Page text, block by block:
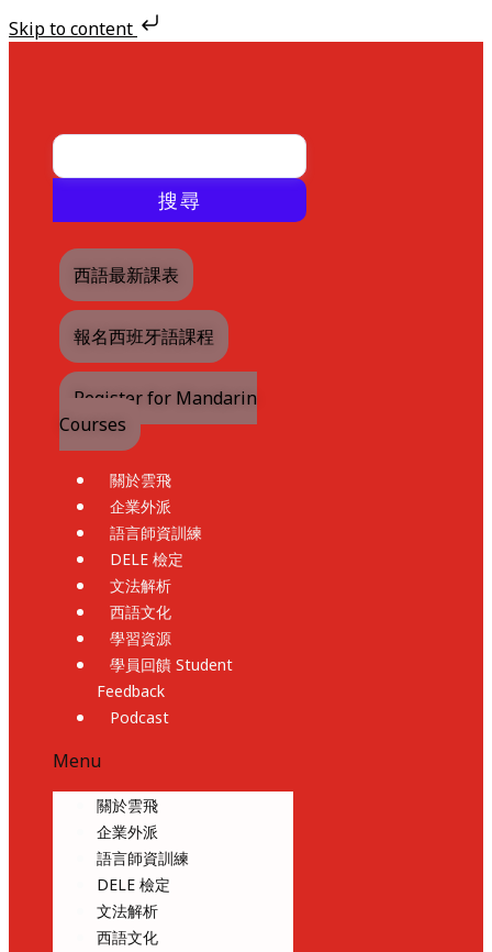
Skip to content
搜尋
西語最新課表
報名西班牙語課程
Register for Mandarin
Courses
關於雲飛
企業外派
語言師資訓練
DELE 檢定
文法解析
西語文化
學習資源
學員回饋 Student
Feedback
Podcast
Menu
關於雲飛
企業外派
語言師資訓練
DELE 檢定
文法解析
西語文化